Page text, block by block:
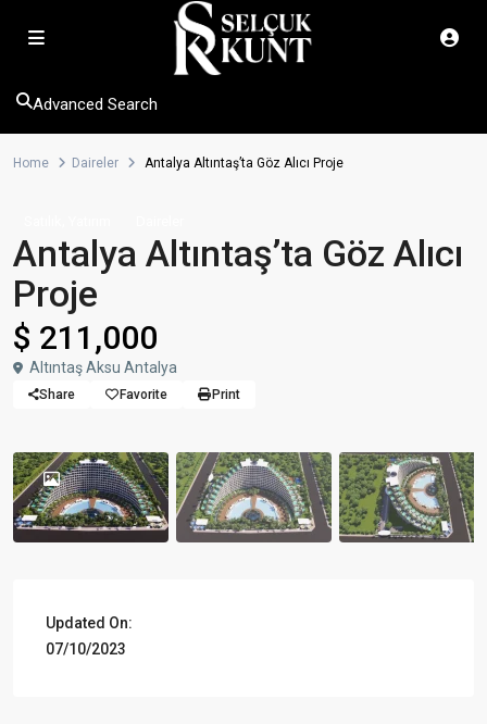
Advanced Search
Home Daireler Antalya Altıntaş’ta Göz Alıcı Proje
Antalya Altıntaş’ta Göz Alıcı
Proje
$ 211,000
Altıntaş Aksu Antalya
Share Favorite Print
Updated On:
07/10/2023